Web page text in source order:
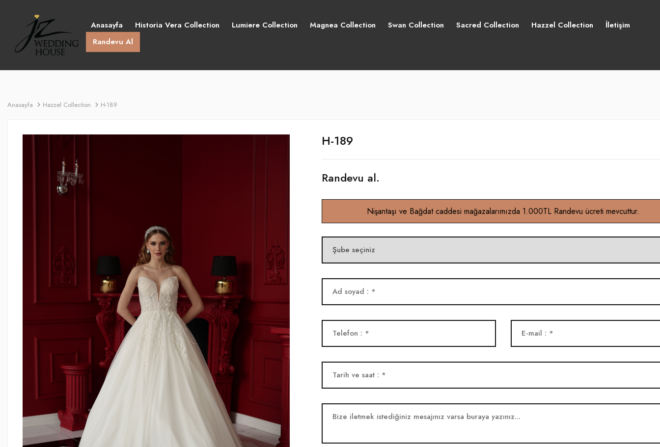
Anasayfa Historia Vera Collection Lumiere Collection Magnea Collection Swan Collection Sacred Collection Hazzel Collection
İletişim
Randevu Al
Anasayfa Hazzel Collection H-189
H-189
Randevu al.
Nişantaşı ve Bağdat caddesi mağazalarımızda 1.000TL Randevu ücreti mevcuttur.